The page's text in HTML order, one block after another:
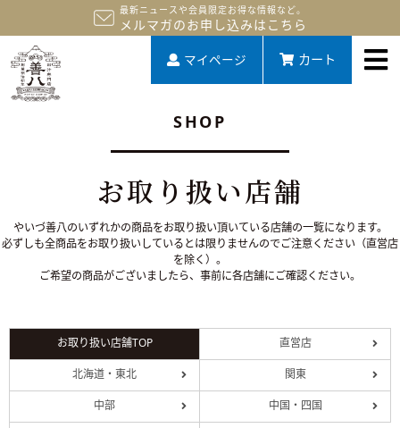
最新ニュースや会員限定お得な情報など。
メルマガのお申し込みはこちら
マイページ カート
SHOP
お取り扱い店舗
やいづ善八のいずれかの商品をお取り扱い頂いている店舗の一覧になります。
必ずしも全商品をお取り扱いしているとは限りませんのでご注意ください（直営店
を除く）。
ご希望の商品がございましたら、事前に各店舗にご確認ください。
お取り扱い店舗TOP 直営店
北海道・東北 関東
中部 中国・四国